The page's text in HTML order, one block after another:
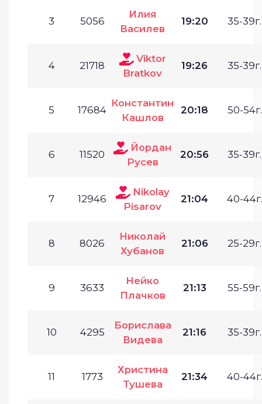
3 5056
Илия
Василев
19:20 35-39г.
4 21718
Viktor
Bratkov
19:26 35-39г.
5 17684
Константин
Кашлов
20:18 50-54г.
6 11520
Йордан
Русев
20:56 35-39г.
7 12946
Nikolay
Pisarov
21:04 40-44г.
8 8026
Николай
Хубанов
21:06 25-29г.
9 3633
Нейко
Плачков
21:13 55-59г.
10 4295
Борислава
Видева
21:16 35-39г.
11 1773
Христина
Тушева
21:34 40-44г.